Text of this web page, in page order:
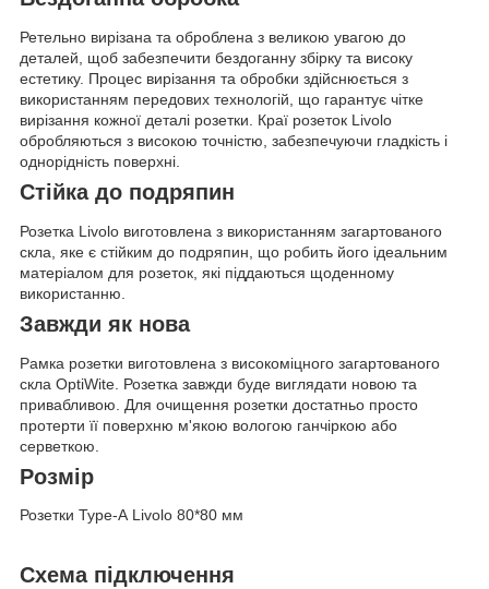
Ретельно вирізана та оброблена з великою увагою до
деталей, щоб забезпечити бездоганну збірку та високу
естетику. Процес вирізання та обробки здійснюється з
використанням передових технологій, що гарантує чітке
вирізання кожної деталі розетки. Краї розеток Livolo
обробляються з високою точністю, забезпечуючи гладкість і
однорідність поверхні.
Стійка до подряпин
Розетка Livolo виготовлена з використанням загартованого
скла, яке є стійким до подряпин, що робить його ідеальним
матеріалом для розеток, які піддаються щоденному
використанню.
Завжди як нова
Рамка розетки виготовлена з високоміцного загартованого
скла OptiWite. Розетка завжди буде виглядати новою та
привабливою. Для очищення розетки достатньо просто
протерти її поверхню м'якою вологою ганчіркою або
серветкою.
Розмір
Розетки Type-A Livolo 80*80 мм
Схема підключення